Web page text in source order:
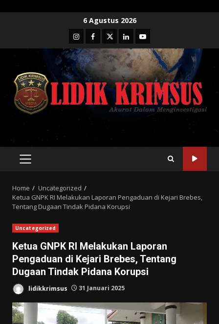
6 Agustus 2026
InstagramFacebook
TwitterLinkedinYoutube
PRIMARY
Home
Uncategorized
Ketua GNPK RI Melakukan Laporan Pengaduan di Kejari Brebes,
Tentang Dugaan Tindak Pidana Korupsi
Uncategorized
Ketua GNPK RI Melakukan Laporan
Pengaduan di Kejari Brebes, Tentang
Dugaan Tindak Pidana Korupsi
lidikkrimsus 31 Januari 2025